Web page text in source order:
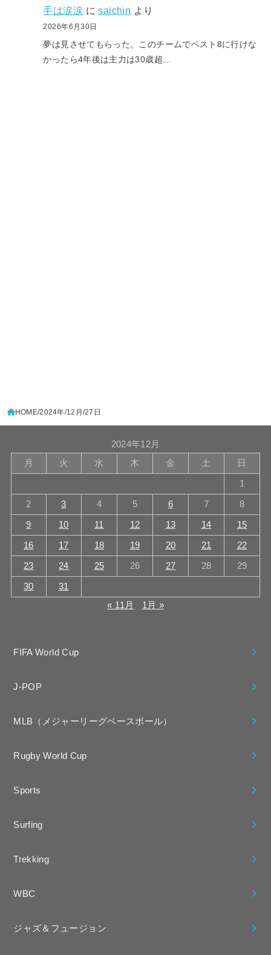
手は涙涙 にsaichin より
2026年6月30日
夢は見させてもらった。このチームでベスト8に行けな
かったら4年後は主力は30歳超…
HOME 2024年 12月 27日
2024年12月
月
火 水 木 金 土 日
1
2 3 4 5 6 7 8
9 10 11 12 13 14 15
16 17 18 19 20 21 22
23 24 25 26 27 28 29
30
31
« 11月
1月 »
FIFA World Cup
J-POP
MLB（メジャーリーグベースボール）
Rugby World Cup
Sports
Surfing
Trekking
WBC
ジャズ＆フュージョン